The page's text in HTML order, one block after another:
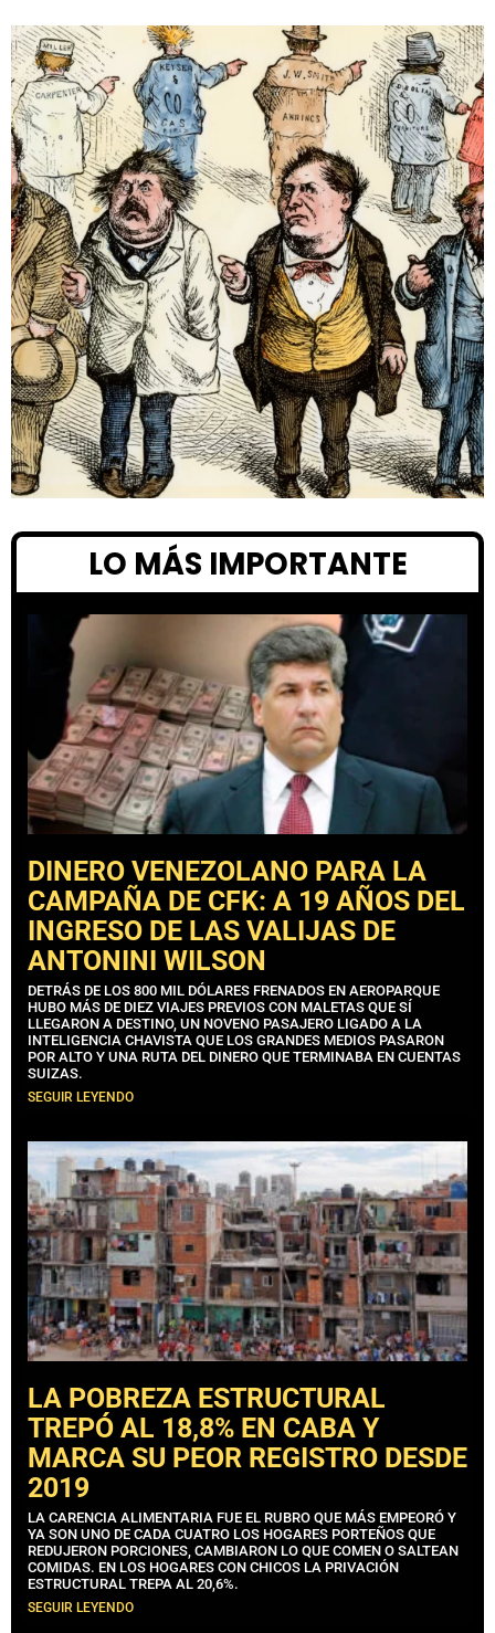
LO MÁS IMPORTANTE
DINERO VENEZOLANO PARA LA
CAMPAÑA DE CFK: A 19 AÑOS DEL
INGRESO DE LAS VALIJAS DE
ANTONINI WILSON
DETRÁS DE LOS 800 MIL DÓLARES FRENADOS EN AEROPARQUE
HUBO MÁS DE DIEZ VIAJES PREVIOS CON MALETAS QUE SÍ
LLEGARON A DESTINO, UN NOVENO PASAJERO LIGADO A LA
INTELIGENCIA CHAVISTA QUE LOS GRANDES MEDIOS PASARON
POR ALTO Y UNA RUTA DEL DINERO QUE TERMINABA EN CUENTAS
SUIZAS.
SEGUIR LEYENDO
LA POBREZA ESTRUCTURAL
TREPÓ AL 18,8% EN CABA Y
MARCA SU PEOR REGISTRO DESDE
2019
LA CARENCIA ALIMENTARIA FUE EL RUBRO QUE MÁS EMPEORÓ Y
YA SON UNO DE CADA CUATRO LOS HOGARES PORTEÑOS QUE
REDUJERON PORCIONES, CAMBIARON LO QUE COMEN O SALTEAN
COMIDAS. EN LOS HOGARES CON CHICOS LA PRIVACIÓN
ESTRUCTURAL TREPA AL 20,6%.
SEGUIR LEYENDO